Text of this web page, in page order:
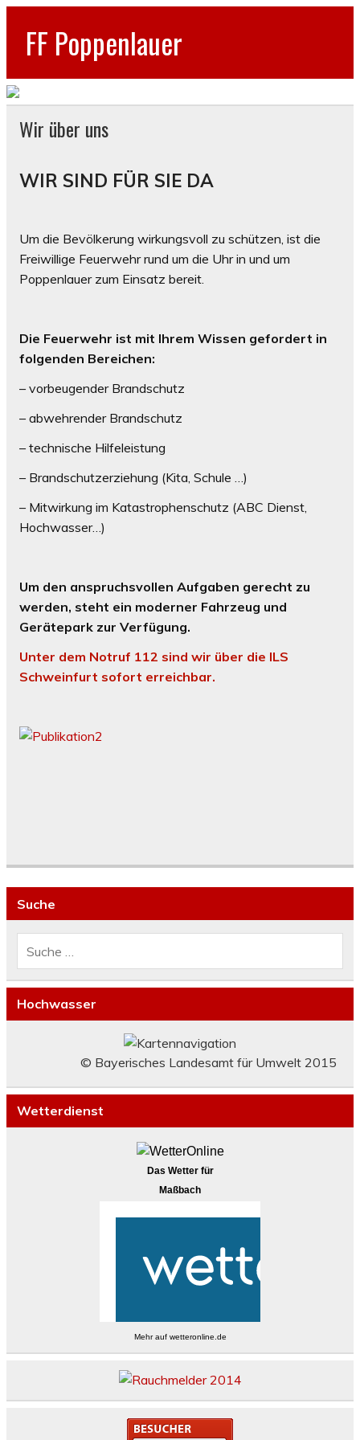
FF Poppenlauer
Wir über uns
WIR SIND FÜR SIE DA
Um die Bevölkerung wirkungsvoll zu schützen, ist die
Freiwillige Feuerwehr rund um die Uhr in und um
Poppenlauer zum Einsatz bereit.
Die Feuerwehr ist mit Ihrem Wissen gefordert in
folgenden Bereichen:
– vorbeugender Brandschutz
– abwehrender Brandschutz
– technische Hilfeleistung
– Brandschutzerziehung (Kita, Schule …)
– Mitwirkung im Katastrophenschutz (ABC Dienst,
Hochwasser…)
Um den anspruchsvollen Aufgaben gerecht zu
werden, steht ein moderner Fahrzeug und
Gerätepark zur Verfügung.
Unter dem Notruf 112 sind wir über die ILS
Schweinfurt sofort erreichbar.
Suche
Hochwasser
© Bayerisches Landesamt für Umwelt 2015
Wetterdienst
Das Wetter für
Maßbach
Mehr auf wetteronline.de